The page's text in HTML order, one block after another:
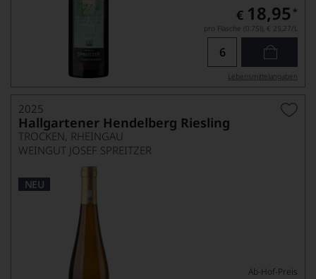
€ 18,95 *
pro Flasche (0.75l), € 25,27/L
Lebensmittel­angaben
2025
Hallgartener Hendelberg Riesling
TROCKEN, RHEINGAU
WEINGUT JOSEF SPREITZER
NEU
Ab-Hof-Preis